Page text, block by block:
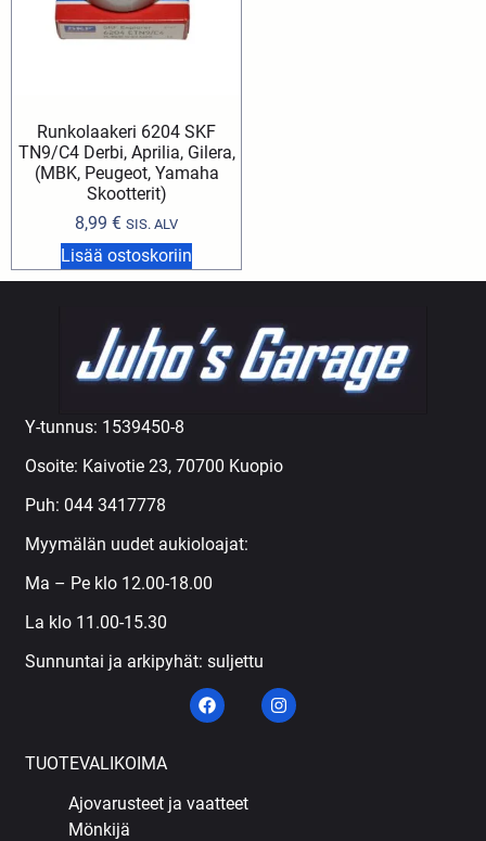
Runkolaakeri 6204 SKF
TN9/C4 Derbi, Aprilia, Gilera,
(MBK, Peugeot, Yamaha
Skootterit)
8,99 € SIS. ALV
Lisää ostoskoriin
Y-tunnus: 1539450-8
Osoite: Kaivotie 23, 70700 Kuopio
Puh: 044 3417778
Myymälän uudet aukioloajat:
Ma – Pe klo 12.00-18.00
La klo 11.00-15.30
Sunnuntai ja arkipyhät: suljettu
TUOTEVALIKOIMA
Ajovarusteet ja vaatteet
Mönkijä